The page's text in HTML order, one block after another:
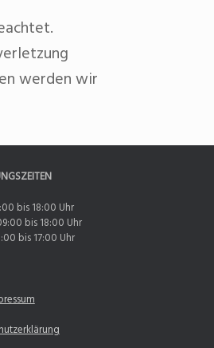
werden wir
bis 18:00 Uhr
bis 18:00 Uhr
bis 17:00 Uhr